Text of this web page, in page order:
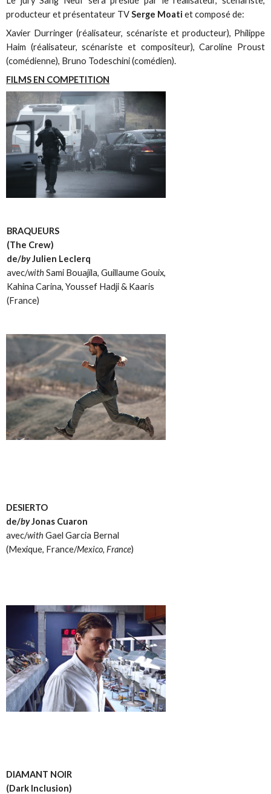
producteur et présentateur TVSerge Moati et composé de:
Xavier Durringer (réalisateur, scénariste et producteur), Philippe
Haim (réalisateur, scénariste et compositeur), Caroline Proust
(comédienne), Bruno Todeschini (comédien).
FILMS EN COMPETITION
BRAQUEURS
(The Crew)
de/byJulien Leclerq
avec/with Sami Bouajila, Guillaume Gouix,
Kahina Carina, Youssef Hadji & Kaaris
(France)
DESIERTO
de/byJonas Cuaron
avec/with Gael Garcia Bernal
(Mexique, France/Mexico, France)
DIAMANT NOIR
(Dark Inclusion)